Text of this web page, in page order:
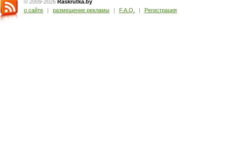
© 2009-2026 Raskrutka.by
о сайте
| размещение рекламы | F.A.Q. | Регистрация